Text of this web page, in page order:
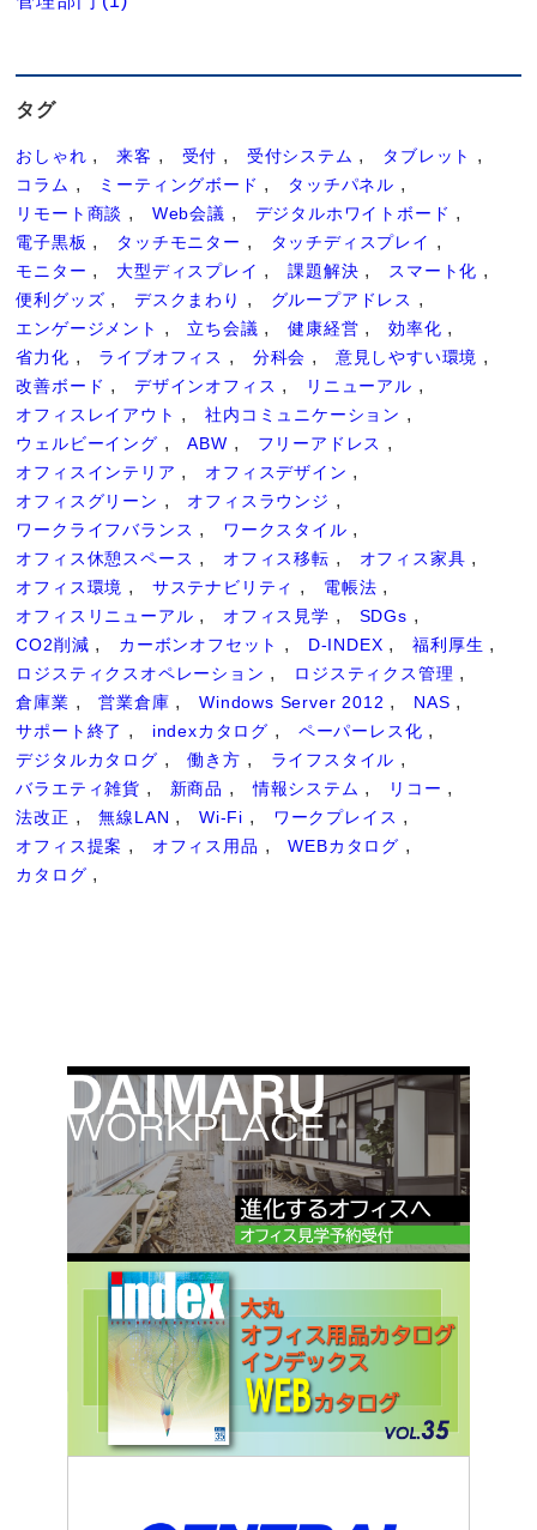
タグ
おしゃれ 来客 受付 受付システム
タブレット
コラム
ミーティングボード
タッチパネル
リモート商談
Web会議
デジタルホワイトボード
電子黒板
タッチモニター
タッチディスプレイ
モニター
大型ディスプレイ 課題解決
スマート化
便利グッズ
デスクまわり
グループアドレス
エンゲージメント
立ち会議 健康経営
効率化
省力化
ライブオフィス 分科会
意見しやすい環境
改善ボード
デザインオフィス
リニューアル
オフィスレイアウト
社内コミュニケーション
ウェルビーイング
ABW
フリーアドレス
オフィスインテリア
オフィスデザイン
オフィスグリーン
オフィスラウンジ
ワークライフバランス
ワークスタイル
オフィス休憩スペース
オフィス移転
オフィス家具
オフィス環境
サステナビリティ
電帳法
オフィスリニューアル
オフィス見学
SDGs
CO2削減
カーボンオフセット D-INDEX
福利厚生
ロジスティクスオペレーション
ロジスティクス管理
倉庫業
営業倉庫 Windows Server 2012
NAS
サポート終了
indexカタログ
ペーパーレス化
デジタルカタログ
働き方
ライフスタイル
バラエティ雑貨
新商品 情報システム
リコー
法改正
無線LAN Wi-Fi
ワークプレイス
オフィス提案
オフィス用品
WEBカタログ
カタログ